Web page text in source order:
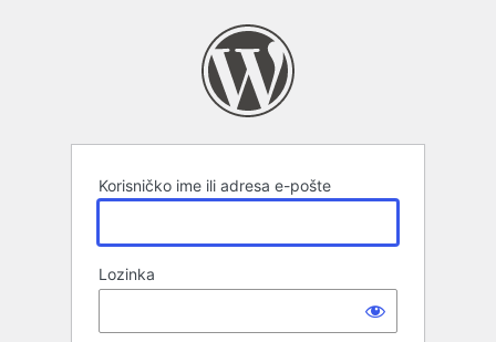
Korisničko ime ili adresa e-pošte
Lozinka